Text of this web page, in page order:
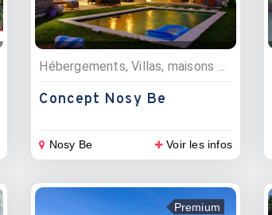
Hébergements, Villas, maisons et appartements
Concept Nosy Be
Nosy Be Voir les infos
Premium